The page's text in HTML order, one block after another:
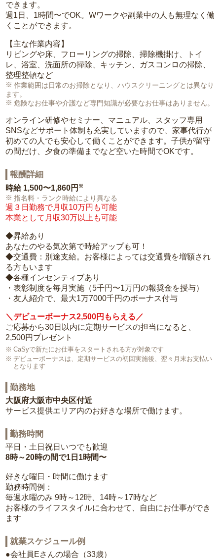
できます。
週1日、1時間〜でOK。Wワークや副業中の人も無理なく働
くことができます。
【主な作業内容】
リビングや床、フローリングの掃除、掃除機掛け、トイ
レ、浴室、洗面所の掃除、キッチン、ガスコンロの掃除、
整理整頓など
作業範囲は日常のお掃除となり、ハウスクリーニングとは異なり
ます。
危険なお仕事や介護など専門知識が必要なお仕事はありません。
オンライン研修やセミナー、マニュアル、スタッフ専用
SNSなどサポート体制も充実していますので、家事代行が
初めての人でも安心して働くことができます。子供が留守
の間だけ、夕食の準備までなど空いた時間でOKです。
報酬詳細
時給 1,500〜1,860円 ※
指名料・ランク時給により異なる
週３日勤務で月収10万円も可能
本業として月収30万以上も可能
◆昇給あり
あなたのやる気次第で時給アップも可！
◆交通費：別途支給。お客様によっては交通費を増額され
る方もいます
◆各種インセンティブあり
・表彰制度を毎月実施（5千円〜1万円の報奨金を授与）
・友人紹介で、最大1万7000千円のボーナス付与
＼デビューボーナス2,500円もらえる／
ご応募から30日以内に定期サービスの担当になると、
2,500円プレゼント
CaSyで新たにお仕事をスタートされる方が対象です
デビューボーナスは、定期サービスの初回実施後、翌々月末お支払い
となります
勤務地
大阪府大阪市中央区付近
サービス提供エリア内のお好きな場所で働けます。
勤務時間
平日・土日祝日いつでも歓迎
8時～20時の間で1日1時間〜
好きな曜日・時間に働けます
勤務時間例：
毎週水曜のみ 9時～12時、14時～17時など
お客様のライフスタイルに合わせて、自由にお仕事ができ
ます
就業スケジュール例
●会社員Eさんの場合（33歳）